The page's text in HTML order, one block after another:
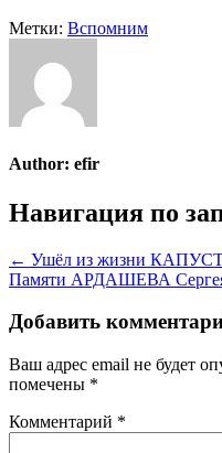
Метки: Вспомним
Author: efir
Навигация по
← Ушёл из жизни
Памяти АРДАШЕВА
Добавить
Ваш адрес email не будет
помечены *
Комментарий *